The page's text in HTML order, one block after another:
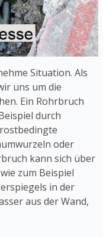
Situation. Als
uns um die
Ein Rohrbruch
durch
oder
kann sich über
zum Beispiel
in der
aus der Wand,